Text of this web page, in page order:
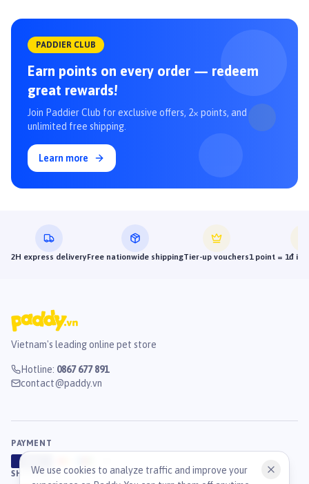
PADDIER CLUB
Earn points on every order — redeem
great rewards!
Join Paddier Club for exclusive offers, 2× points, and
unlimited free shipping.
Learn more
2H express deliveryFree nationwide shippingTier-up vouchers1 point = 1đ
Vietnam's leading online pet store
Hotline: 0867 677 891
contact@paddy.vn
PAYMENT
SHIPPINGWe use cookies to analyze traffic and improve your